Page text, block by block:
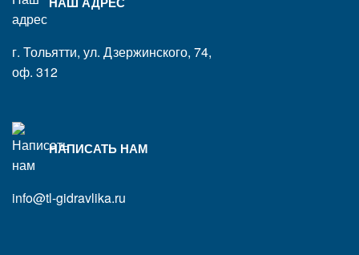
г. Тольятти, ул. Дзержинского, 74,
оф. 312
НАПИСАТЬ НАМ
info@tl-gidravlika.ru